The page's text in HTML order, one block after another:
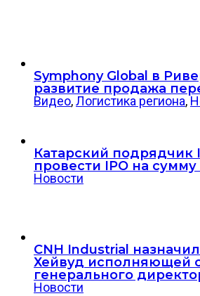
Symphony Global в
развитие продажа
Видео,Логистика региона,
Катарский подрядчик
провести IPO на
Новости
CNH Industrial
Хейвуд исполняющей
генерального
Новости